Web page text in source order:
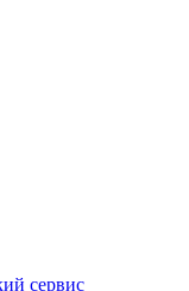
сервис